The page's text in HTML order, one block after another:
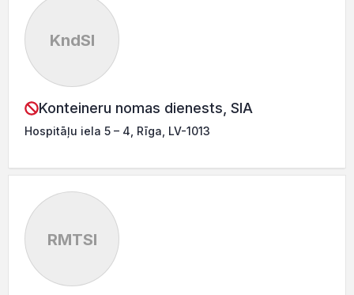
KndSI
Konteineru nomas dienests, SIA
Hospitāļu iela 5 – 4, Rīga, LV-1013
RMTSI